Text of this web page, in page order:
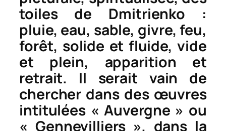
toiles de Dmitrienko :
pluie, eau, sable, givre, feu,
forêt, solide et fluide, vide
et plein, apparition et
retrait. Il serait vain de
chercher dans des œuvres
intitulées « Auvergne » ou
« Gennevilliers », dans la